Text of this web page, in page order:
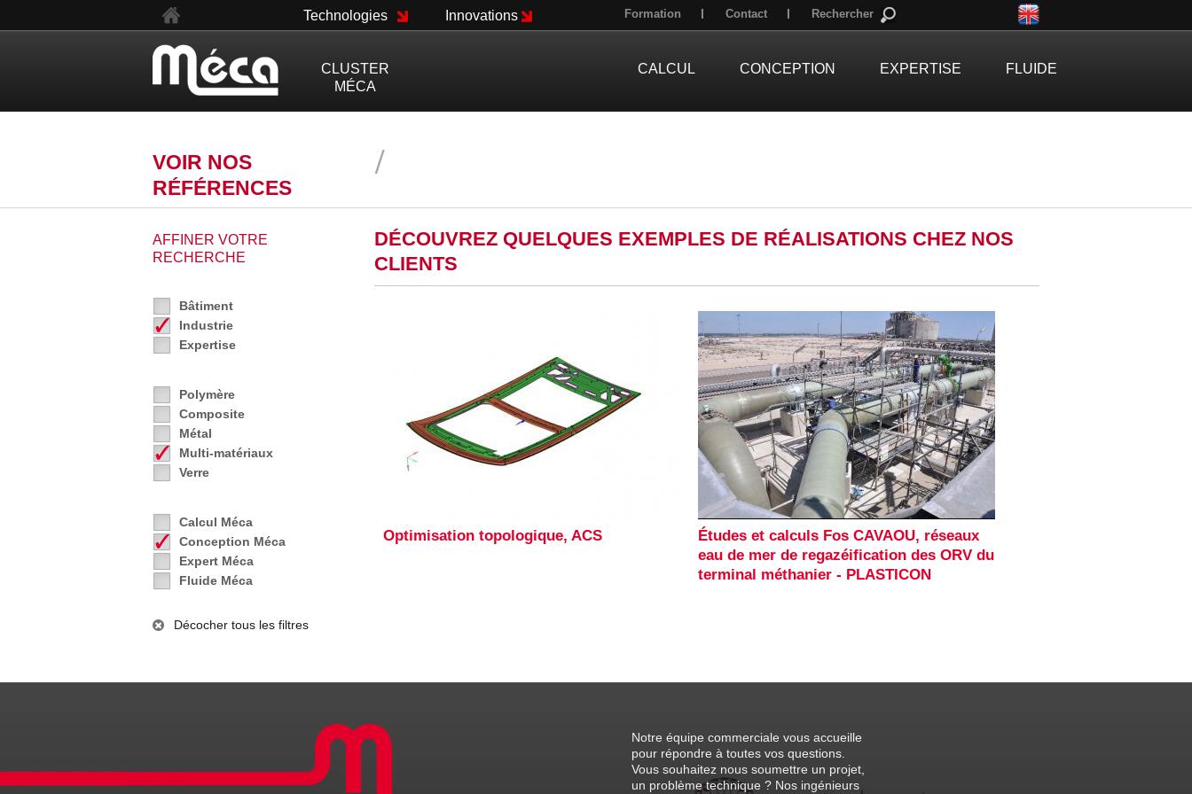
VOIR NOS
RÉFÉRENCES
AFFINER VOTRE
RECHERCHE
Bâtiment
Industrie
Expertise
Polymère
Composite
Métal
Multi-matériaux
Verre
Calcul Méca
Conception Méca
Expert Méca
Fluide Méca
Décocher tous les filtres
DÉCOUVREZ QUELQUES EXEMPLES DE RÉALISATIONS CHEZ NOS
CLIENTS
Optimisation topologique, ACS
Études et calculs Fos CAVAOU, réseaux
eau de mer de regazéification des ORV du
terminal méthanier - PLASTICON
CLUSTER
MÉCA
CALCUL CONCEPTION EXPERTISE FLUIDE
Technologies Innovations Formation Contact Rechercher
Notre équipe commerciale vous accueille
pour répondre à toutes vos questions.
Vous souhaitez nous soumettre un projet,
un problème technique ? Nos ingénieurs